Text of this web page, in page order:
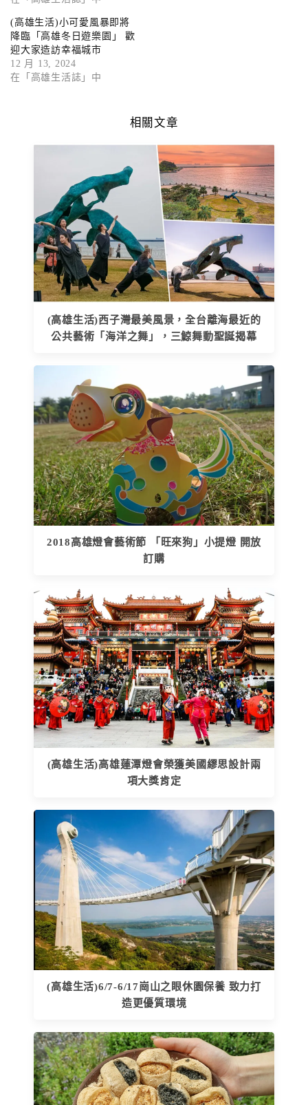
(高雄生活)小可愛風暴即將
降臨「高雄冬日遊樂園」 歡
迎大家造訪幸福城市
12 月 13, 2024
在「高雄生活誌」中
相關文章
(高雄生活)西子灣最美風景，全台離海最近的
公共藝術「海洋之舞」，三鯨舞動聖誕揭幕
2018高雄燈會藝術節 「旺來狗」小提燈 開放
訂購
(高雄生活)高雄蓮潭燈會榮獲美國繆思設計兩
項大獎肯定
(高雄生活)6/7-6/17崗山之眼休園保養 致力打
造更優質環境